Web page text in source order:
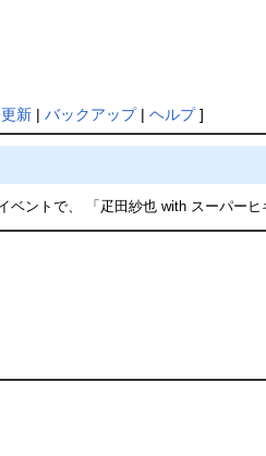
新| バックアップ| ヘルプ]
ントで、 「疋田紗也 with スーパー